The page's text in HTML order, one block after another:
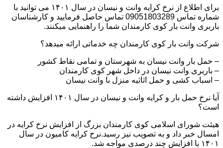
برای اطلاع از نرخ کرایه وانت و نیسان در سال ۱۴۰۱ می توانید با
شماره تماس 09051803289 تماس حاصل فرمایید و کارشناسان
باربری وانت بار کوی کارمندان شما را راهنمایی میکنند.
شرکت وانت بار کوی کارمندان چه خدماتی ارائه میدهد؟
– حمل بار وانت نیسان به شهرستان و تمامی نقاط کشور
– باربری وانت نیسان در داخل شهر کوی کارمندان
– اسباب کشی و حمل اثاثیه منزل با وانت نیسان
آیا نرخ حمل بار و کرایه وانت و نیسان در سال ۱۴۰۱ افزایش داشته
است؟
هیئت شورای اسلامی کوی کارمندان بزرگ از افزایش نرخ کرایه در
امسال خبر داد و به تصویب نیز رسید.نرخ کرایه کامیون در سال
۱۴۰۱ با افزایش چند درصدی مواجه شد.